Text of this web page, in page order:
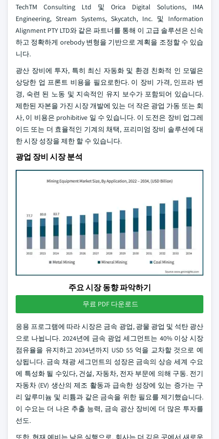
TechTM Consulting Ltd 및 Orica Digital Solutions, IMA
Engineering, Stream Systems, Skycatch, Inc. 및 Information
Alignment PTY LTD와 같은 파트너를 통해 이 고급 솔루션은 신속
하고 정확하게 orebody 변형을 기반으로 계획을 조정할 수 있습
니다.
광산 장비에 투자, 특히 최신 자동화 및 환경 친화적 인 모델은
상당한 업 프론트 비용을 필요로한다. 이 장비 가격, 인프라 변
경, 숙련 된 노동 및 지속적인 유지 보수가 포함되어 있습니다.
제한된 자본을 가진 시장 개발에 있는 더 작은 광업 가동 또는 회
사, 이 비용은 prohibitive 일 수 있습니다. 이 도전은 장비 업그레
이드 또는 더 효율적인 기계의 채택, 프리미엄 장비 솔루션에 대
한 시장 성장을 제한 할 수 있습니다.
광업 장비 시장 분석
주요 시장 동향 파악하기
무료 PDF 다운로드
응용 프로그램에 따라 시장은 금속 광업, 광물 광업 및 석탄 광산
으로 나뉩니다. 2024년에 금속 광업 세그먼트는 40% 이상 시장
점유율을 유지하고 2034년까지 USD 55 억을 교차할 것으로 예
상됩니다. 금속 채광 세그먼트의 성장은 금속의 상승 세계 수요
에 특성화 될 수있다, 건설, 자동차, 전자 부문에 의해 구동. 전기
자동차 (EV) 생산의 제조 활동과 급속한 성장에 있는 증가는 구
리 알루미늄 및 리튬과 같은 금속을 위한 필요를 제기했습니다.
이 수요는 더 나은 추출 능력, 금속 광산 장비에 더 많은 투자를
선도.
또한, 현재 예비는 낮은 실행으로, 회사는 더 깊은 곳에서 새로운